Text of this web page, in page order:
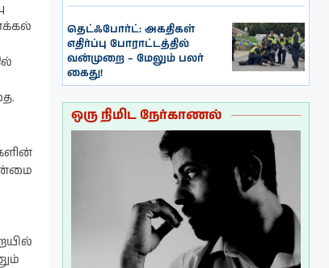
தெட்ஃபோர்ட்: அகதிகள்
எதிர்ப்பு போராட்டத்தில்
வன்முறை – மேலும் பலர்
கைது!
ஒரு நிமிட நேர்காணல்